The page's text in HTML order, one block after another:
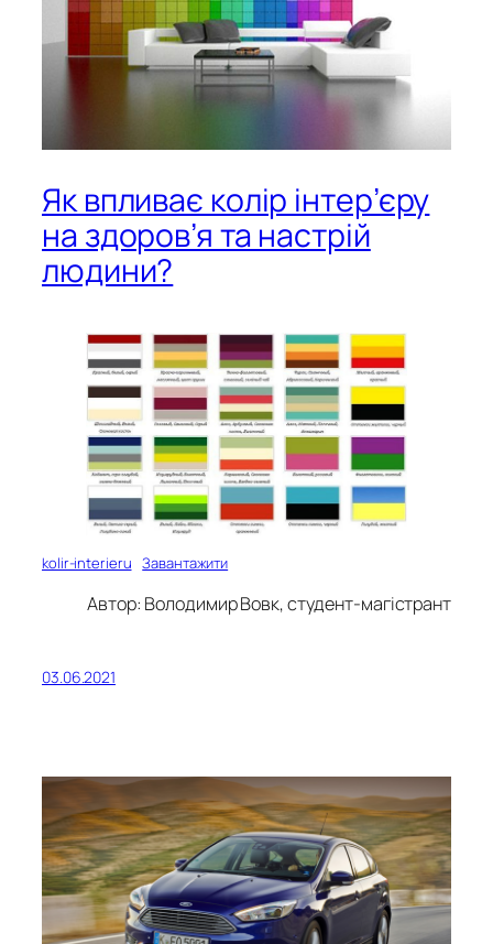
Як впливає колір інтер’єру
на здоров’я та настрій
людини?
kolir-interieru Завантажити
Автор: Володимир Вовк, студент-магістрант
03.06.2021